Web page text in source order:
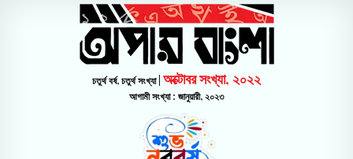
চতুর্থ বর্ষ, চতুর্থ সংখ্যা | অক্টোবর সংখ্যা, ২০২২
আগামী সংখ্যা : জানুয়ারী, ২০২৩